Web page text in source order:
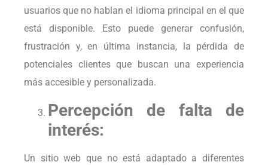
usuarios que no hablan el idioma principal en el que
está disponible. Esto puede generar confusión,
frustración y, en última instancia, la pérdida de
potenciales clientes que buscan una experiencia
más accesible y personalizada.
Percepción de falta de
interés:
Un sitio web que no está adaptado a diferentes